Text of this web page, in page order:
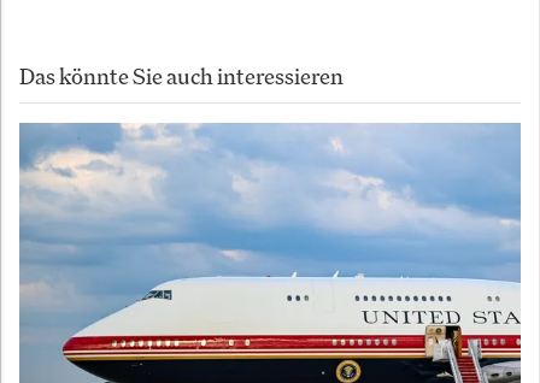
Das könnte Sie auch interessieren